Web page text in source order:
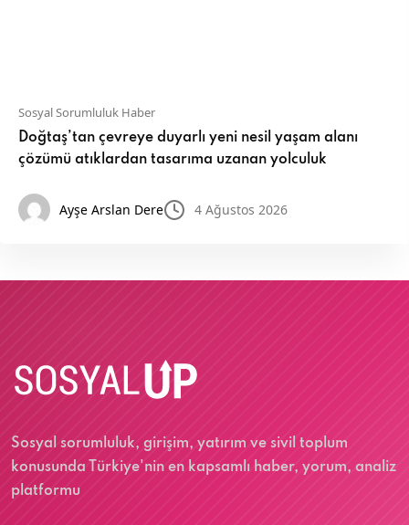
Sosyal Sorumluluk Haber
Doğtaş’tan çevreye duyarlı yeni nesil yaşam alanı
çözümü atıklardan tasarıma uzanan yolculuk
Ayşe Arslan Dere 4 Ağustos 2026
Sosyal sorumluluk, girişim, yatırım ve sivil toplum
konusunda Türkiye'nin en kapsamlı haber, yorum, analiz
platformu